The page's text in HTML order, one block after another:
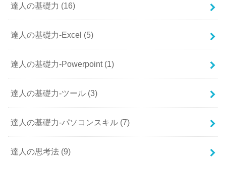
達人の基礎力 (16)
達人の基礎力-Excel (5)
達人の基礎力-Powerpoint (1)
達人の基礎力-ツール (3)
達人の基礎力-パソコンスキル (7)
達人の思考法 (9)